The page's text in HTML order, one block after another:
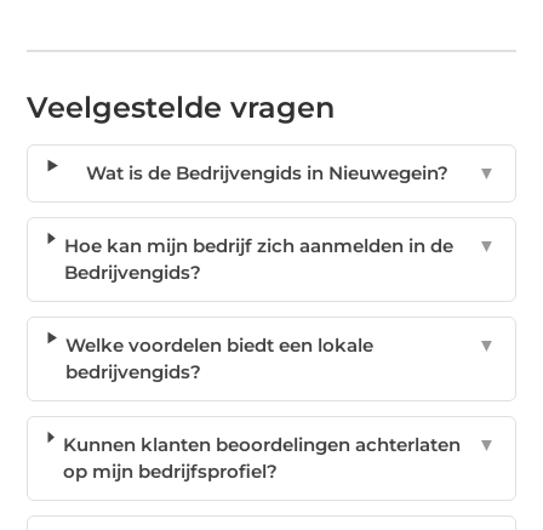
Veelgestelde vragen
Wat is de Bedrijvengids in Nieuwegein? ▼
Hoe kan mijn bedrijf zich aanmelden in de
Bedrijvengids?
▼
Welke voordelen biedt een lokale
bedrijvengids?
▼
Kunnen klanten beoordelingen achterlaten
op mijn bedrijfsprofiel?
▼